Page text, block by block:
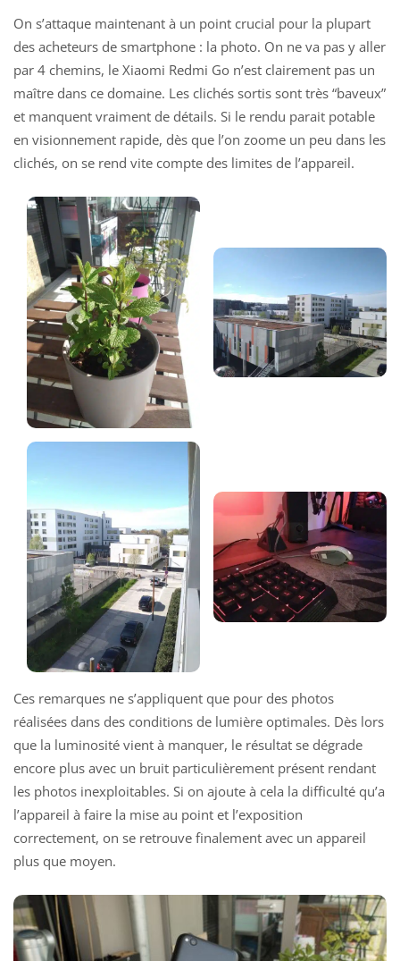
On s’attaque maintenant à un point crucial pour la plupart
des acheteurs de smartphone : la photo. On ne va pas y aller
par 4 chemins, le Xiaomi Redmi Go n’est clairement pas un
maître dans ce domaine. Les clichés sortis sont très “baveux”
et manquent vraiment de détails. Si le rendu parait potable
en visionnement rapide, dès que l’on zoome un peu dans les
clichés, on se rend vite compte des limites de l’appareil.
Ces remarques ne s’appliquent que pour des photos
réalisées dans des conditions de lumière optimales. Dès lors
que la luminosité vient à manquer, le résultat se dégrade
encore plus avec un bruit particulièrement présent rendant
les photos inexploitables. Si on ajoute à cela la difficulté qu’a
l’appareil à faire la mise au point et l’exposition
correctement, on se retrouve finalement avec un appareil
plus que moyen.